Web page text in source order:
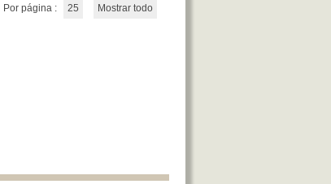
Por página : 25 Mostrar todo